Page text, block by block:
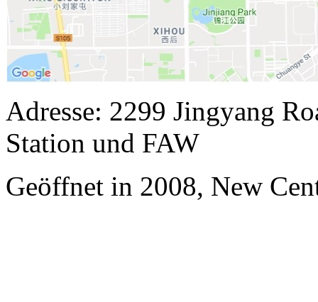
Adresse: 2299 Jingyang
Station und FAW
Geöffnet in 2008, New